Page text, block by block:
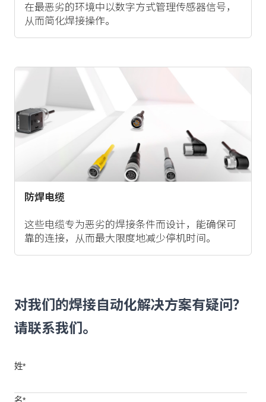
在最恶劣的环境中以数字方式管理传感器信号，
从而简化焊接操作。
防焊电缆
这些电缆专为恶劣的焊接条件而设计，能确保可
靠的连接，从而最大限度地减少停机时间。
对我们的焊接自动化解决方案有疑问？
请联系我们。
姓*